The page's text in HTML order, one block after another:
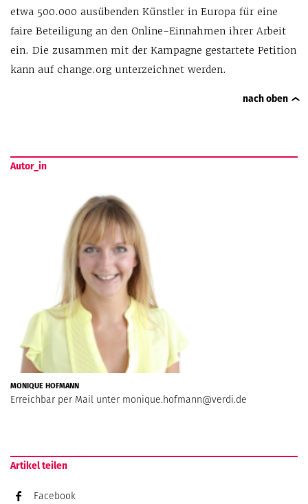
etwa 500.000 ausübenden Künstler in Europa für eine
faire Beteiligung an den Online-Einnahmen ihrer Arbeit
ein. Die zusammen mit der Kampagne gestartete Petition
kann auf change.org unterzeichnet werden.
nach oben
Autor_in
MONIQUE HOFMANN
Erreichbar per Mail unter monique.hofmann@verdi.de
Artikel teilen
Facebook